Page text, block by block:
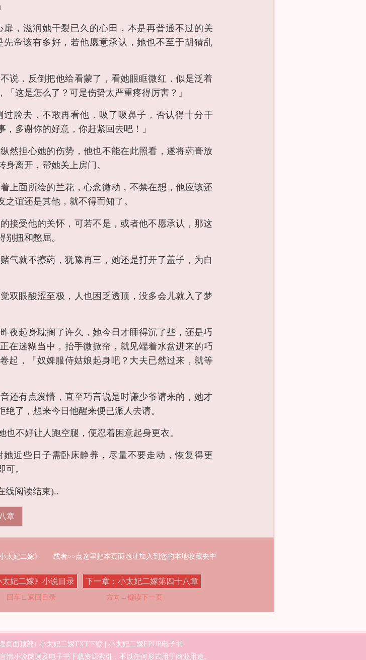
，滋润她干裂已久的心田，本是再普通不过的关
帝该有多好，若他愿意承认，她也不至于胡猜乱
说，反倒把他给看蒙了，看她眼眶微红，似是泛着
这是怎么了？可是伤势太严重疼得厉害？」
脸去，不敢再看他，吸了吸鼻子，否认得十分干
多谢你的好意，你赶紧回去吧！」
然担心她的伤势，他也不能在此照看，遂将葯膏放
离开，帮她关上房门。
上面所绘的兰花，心念微动，不禁在想，他应该还
谊还是其他，就不得而知了。
接受他的关怀，可若不是，或者他不愿承认，那这
扭和憋屈。
气就不擦葯，犹豫再三，她还是打开了盖子，为自
双眼酸涩至极，人也困乏透顶，没多会儿就入了梦
夜起身耽搁了许久，她今日才睡得沉了些，还是巧
在迷糊当中，抬手微掀帘，就见端着水盆进来的巧
起，「奴婢服侍姑娘起身吧？大夫已然过来，就等
还有点发懵，直至巧言说是时谦少爷请来的，她才
了，想来今日他醒来便已派人去请。
不好让人跑空腿，便忍着困意起身更衣。
近些日子需卧床静养，尽量不要走动，恢复得更
。
线阅读结束)..
章
太妃二嫁》 或者>>点这里把本页面地址加入到您的本地收藏夹中
太妃二嫁》小说目录 下一章：小太妃二嫁第四十八章
回车∟返回目录 方向→键读下一页
页面顶部↑ 小太妃二嫁TXT下载
小太妃二嫁EPUB电子书
情小说阅读及电子书下载资源索引，不以任何形式用于商业用途。